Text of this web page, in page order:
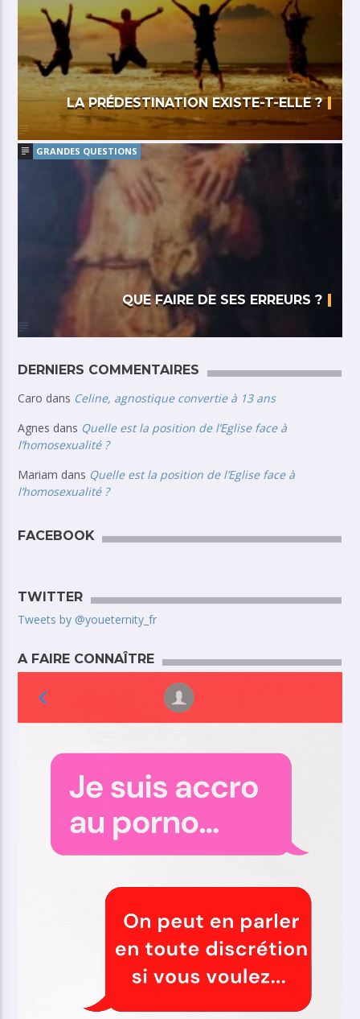
LA PRÉDESTINATION EXISTE-T-ELLE ?
GRANDES QUESTIONS
QUE FAIRE DE SES ERREURS ?
DERNIERS COMMENTAIRES
Caro dans Celine, agnostique convertie à 13 ans
Agnes dans Quelle est la position de l’Eglise face à
l’homosexualité ?
Mariam dans Quelle est la position de l’Eglise face à
l’homosexualité ?
FACEBOOK
TWITTER
Tweets by @youeternity_fr
A FAIRE CONNAÎTRE